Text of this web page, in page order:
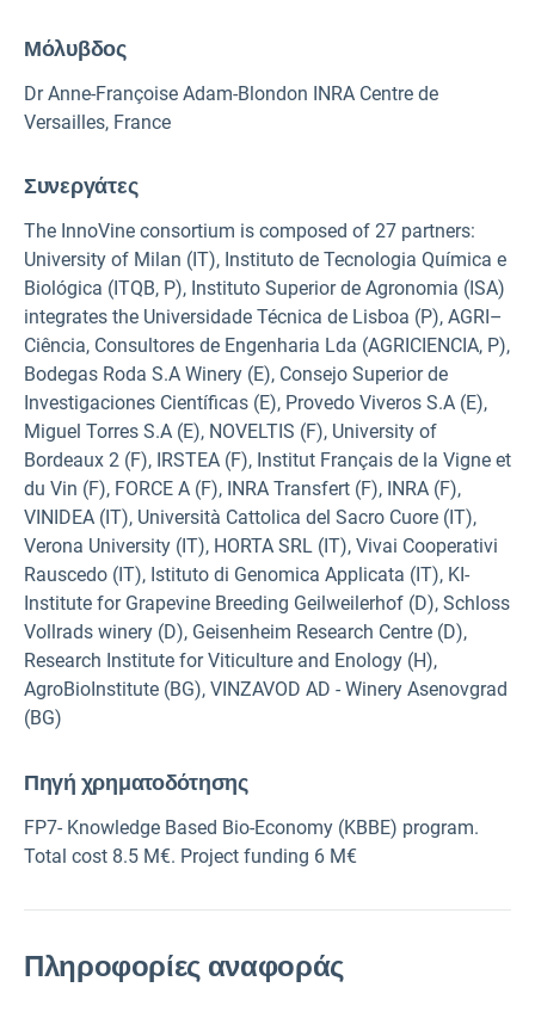
Μόλυβδος
Dr Anne-Françoise Adam-Blondon INRA Centre de
Versailles, France
Συνεργάτες
The InnoVine consortium is composed of 27 partners:
University of Milan (IT), Instituto de Tecnologia Química e
Biológica (ITQB, P), Instituto Superior de Agronomia (ISA)
integrates the Universidade Técnica de Lisboa (P), AGRI–
Ciência, Consultores de Engenharia Lda (AGRICIENCIA, P),
Bodegas Roda S.A Winery (E), Consejo Superior de
Investigaciones Científicas (E), Provedo Viveros S.A (E),
Miguel Torres S.A (E), NOVELTIS (F), University of
Bordeaux 2 (F), IRSTEA (F), Institut Français de la Vigne et
du Vin (F), FORCE A (F), INRA Transfert (F), INRA (F),
VINIDEA (IT), Università Cattolica del Sacro Cuore (IT),
Verona University (IT), HORTA SRL (IT), Vivai Cooperativi
Rauscedo (IT), Istituto di Genomica Applicata (IT), KI-
Institute for Grapevine Breeding Geilweilerhof (D), Schloss
Vollrads winery (D), Geisenheim Research Centre (D),
Research Institute for Viticulture and Enology (H),
AgroBioInstitute (BG), VINZAVOD AD - Winery Asenovgrad
(BG)
Πηγή χρηματοδότησης
FP7- Knowledge Based Bio-Economy (KBBE) program.
Total cost 8.5 M€. Project funding 6 M€
Πληροφορίες αναφοράς